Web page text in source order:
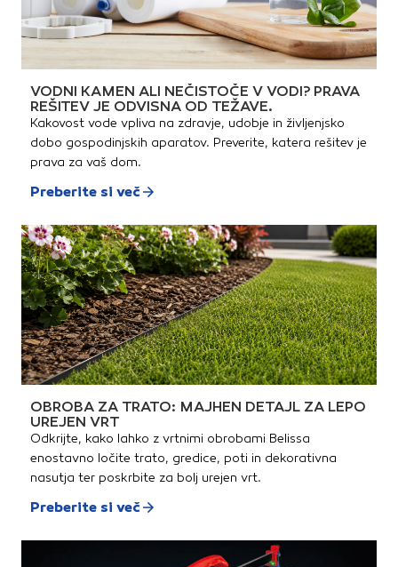
315 x 148 mm
VODNI KAMEN ALI NEČISTOČE V VODI? PRAVA
REŠITEV JE ODVISNA OD TEŽAVE.
Kakovost vode vpliva na zdravje, udobje in življenjsko
dobo gospodinjskih aparatov. Preverite, katera rešitev je
prava za vaš dom.
Preberite si več
OBROBA ZA TRATO: MAJHEN DETAJL ZA LEPO
UREJEN VRT
Odkrijte, kako lahko z vrtnimi obrobami Belissa
enostavno ločite trato, gredice, poti in dekorativna
nasutja ter poskrbite za bolj urejen vrt.
Preberite si več